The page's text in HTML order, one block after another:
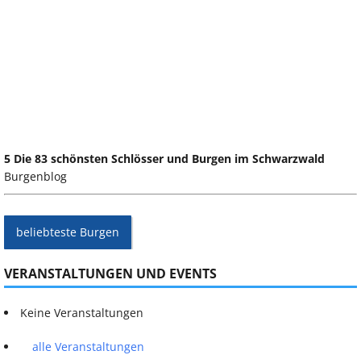
5 Die 83 schönsten Schlösser und Burgen im Schwarzwald
Burgenblog
beliebteste Burgen
VERANSTALTUNGEN UND EVENTS
Keine Veranstaltungen
alle Veranstaltungen